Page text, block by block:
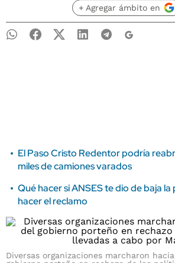
+ Agregar ámbito en
El Paso Cristo Redentor podría
miles de camiones varados
Qué hacer si ANSES te dio de baja
hacer el reclamo
Diversas organizaciones marcharon